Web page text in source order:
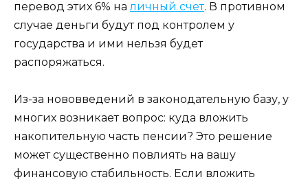
перевод этих 6% на личный счет. В противном
случае деньги будут под контролем у
государства и ими нельзя будет
распоряжаться.
Из-за нововведений в законодательную базу, у
многих возникает вопрос: куда вложить
накопительную часть пенсии? Это решение
может существенно повлиять на вашу
финансовую стабильность. Если вложить